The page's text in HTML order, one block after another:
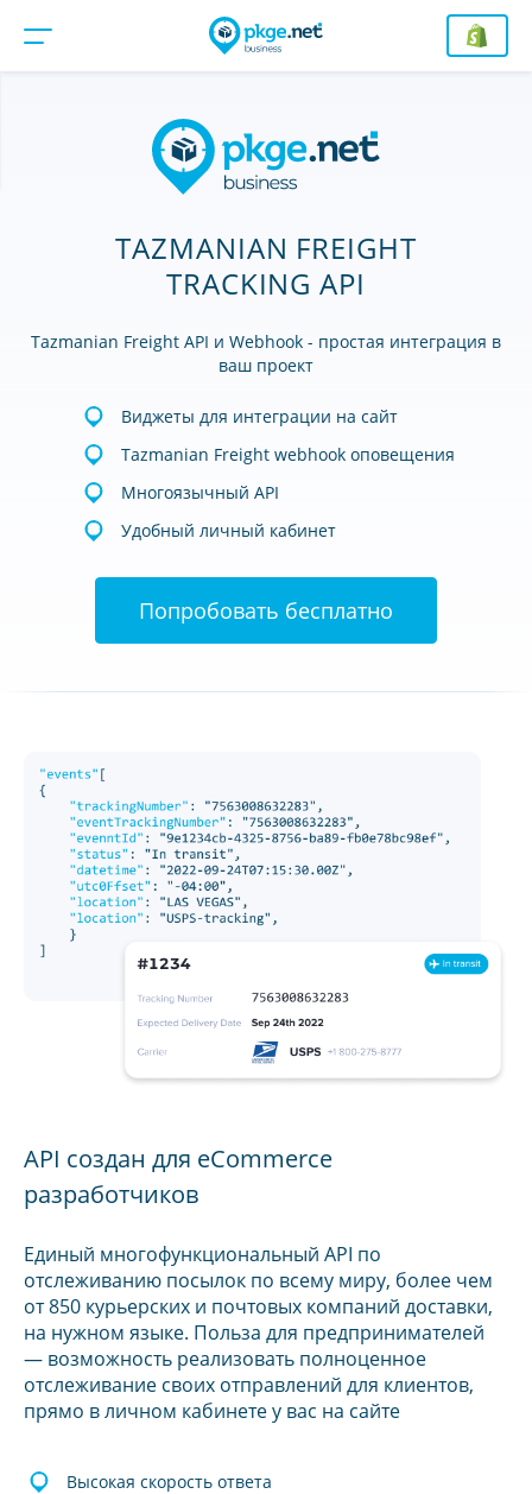
TAZMANIAN FREIGHT
TRACKING API
Tazmanian Freight API и Webhook - простая интеграция в
ваш проект
Виджеты для интеграции на сайт
Tazmanian Freight webhook оповещения
Многоязычный API
Удобный личный кабинет
Попробовать бесплатно
API создан для eCommerce
разработчиков
Единый многофункциональный API по
отслеживанию посылок по всему миру, более чем
от 850 курьерских и почтовых компаний доставки,
на нужном языке. Польза для предпринимателей
— возможность реализовать полноценное
отслеживание своих отправлений для клиентов,
прямо в личном кабинете у вас на сайте
Высокая скорость ответа